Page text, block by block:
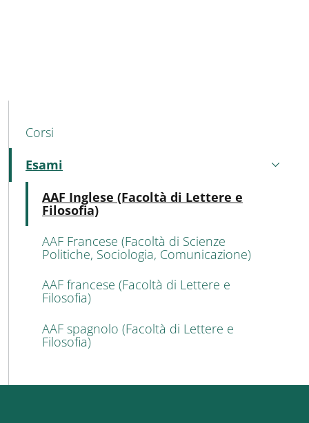
MAIN NAVIGATION
Corsi
Esami
Attivo
AAF Inglese (Facoltà di Lettere e
Filosofia)
AAF Francese (Facoltà di Scienze
Politiche, Sociologia, Comunicazione)
AAF francese (Facoltà di Lettere e
Filosofia)
AAF spagnolo (Facoltà di Lettere e
Filosofia)